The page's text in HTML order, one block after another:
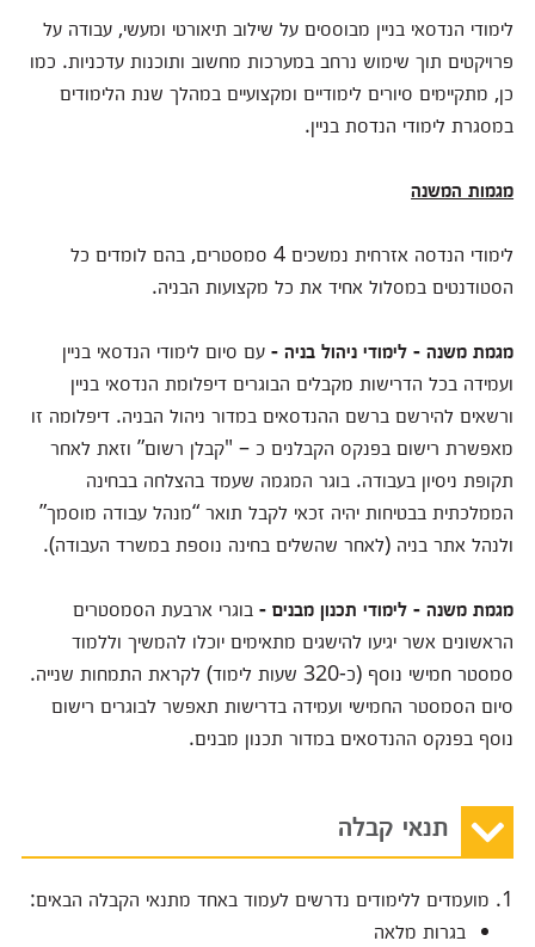
לימודי הנדסאי בניין מבוססים על שילוב תיאורטי ומעשי, עבודה על
פרויקטים תוך שימוש נרחב במערכות מחשוב ותוכנות עדכניות. כמו
כן, מתקיימים סיורים לימודיים ומקצועיים במהלך שנת הלימודים
במסגרת לימודי הנדסת בניין.
מגמות המשנה
לימודי הנדסה אזרחית נמשכים 4 סמסטרים, בהם לומדים כל
הסטודנטים במסלול אחיד את כל מקצועות הבניה.
מגמת משנה - לימודי ניהול בניה - עם סיום לימודי הנדסאי בניין
ועמידה בכל הדרישות מקבלים הבוגרים דיפלומת הנדסאי בניין
ורשאים להירשם ברשם ההנדסאים במדור ניהול הבניה. דיפלומה זו
מאפשרת רישום בפנקס הקבלנים כ – "קבלן רשום” וזאת לאחר
תקופת ניסיון בעבודה. בוגר המגמה שעמד בהצלחה בבחינה
הממלכתית בבטיחות יהיה זכאי לקבל תואר “מנהל עבודה מוסמך”
ולנהל אתר בניה (לאחר שהשלים בחינה נוספת במשרד העבודה).
מגמת משנה - לימודי תכנון מבנים -בוגרי ארבעת הסמסטרים
הראשונים אשר יגיעו להישגים מתאימים יוכלו להמשיך וללמוד
סמסטר חמישי נוסף (כ-320 שעות לימוד) לקראת התמחות שנייה.
סיום הסמסטר החמישי ועמידה בדרישות תאפשר לבוגרים רישום
נוסף בפנקס ההנדסאים במדור תכנון מבנים.
תנאי קבלה
1. מועמדים ללימודים נדרשים לעמוד באחד מתנאי הקבלה הבאים:
בגרות מלאה